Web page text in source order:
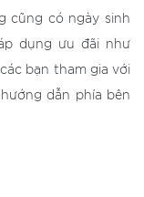
cũng có ngày sinh
dụng ưu đãi như
bạn tham gia với
dẫn phía bên